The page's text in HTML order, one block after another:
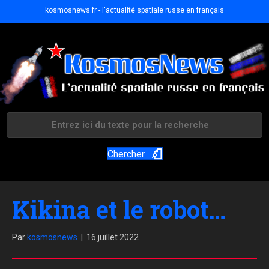
kosmosnews.fr - l'actualité spatiale russe en français
Chercher
Kikina et le robot…
Par kosmosnews 16 juillet 2022